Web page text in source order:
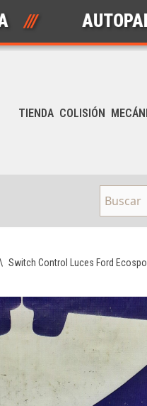
AUTOPARTES
TIENDA COLISIÓN
\ Switch Control Luces Ford